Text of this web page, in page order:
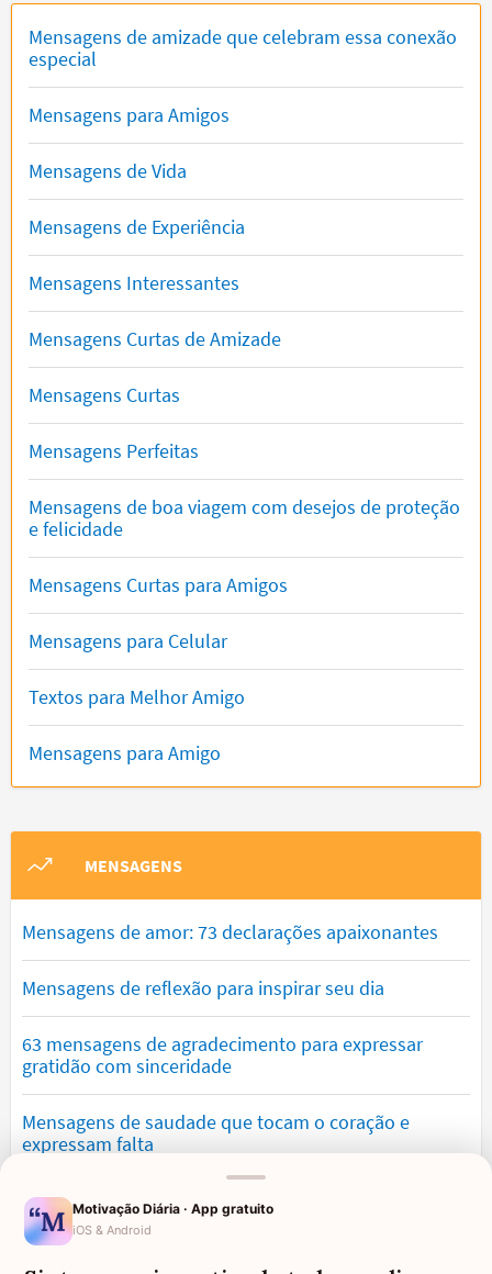
Mensagens de amizade que celebram essa conexão
especial
Mensagens para Amigos
Mensagens de Vida
Mensagens de Experiência
Mensagens Interessantes
Mensagens Curtas de Amizade
Mensagens Curtas
Mensagens Perfeitas
Mensagens de boa viagem com desejos de proteção
e felicidade
Mensagens Curtas para Amigos
Mensagens para Celular
Textos para Melhor Amigo
Mensagens para Amigo
MENSAGENS
Mensagens de amor: 73 declarações apaixonantes
Mensagens de reflexão para inspirar seu dia
63 mensagens de agradecimento para expressar
gratidão com sinceridade
Mensagens de saudade que tocam o coração e
expressam falta
Mensagens de otimismo que vão encher você de
confiança
Motivação Diária · App gratuito
iOS & Android